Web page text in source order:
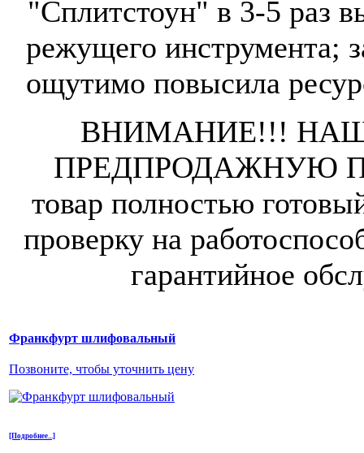
"Сплитстоун" в 3-5 раз
режущего инструмента;
ощутимо повысила
ВНИМАНИЕ!!!
ПРЕДПРОДАЖНУЮ
товар полностью
проверку на
гарантийное
Франкфурт шлифовальный
Позвоните, чтобы уточнить цену
[Подробнее...]